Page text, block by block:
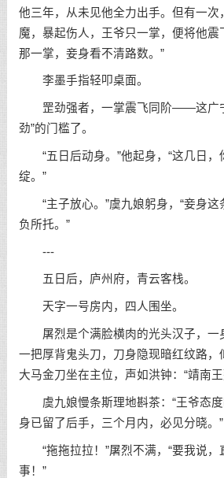
他三年，从未见他全力出手。但有一次
魔，暴起伤人，王爷只一掌，便将他震
那一掌，妾身看不清路数。”
李墨手指轻叩桌面。
罡劲强者，一掌震飞同阶——这广宁
劲”的门槛了。
“五日后动身。”他起身，“这几日，
绽。”
“主子放心。”虞九娘躬身，“妾身这
负所托。”
---
五日后，庐州府，青云客栈。
天字一号房内，四人围坐。
屠烈是个满脸横肉的光头汉子，一
一把厚背鬼头刀，刀身隐现暗红纹路，
大马金刀坐在主位，声如洪钟：“靖南
虞九娘慢条斯理地斟茶：“王爷态度
身已留了后手，三个月内，必见分晓。”
“拖拖拉拉！”屠烈不满，“要我说，
事！”